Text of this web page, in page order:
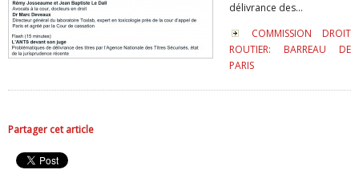
délivrance des...
COMMISSION DROIT
ROUTIER: BARREAU DE
PARIS
Partager cet article